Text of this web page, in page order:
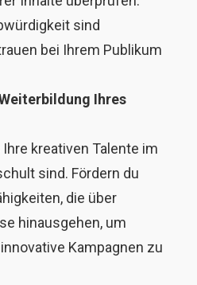
sind
bei Ihrem Publikum
Ihres
kreativen Talente im
sind. Fördern du
die über
hinausgehen, um
Kampagnen zu